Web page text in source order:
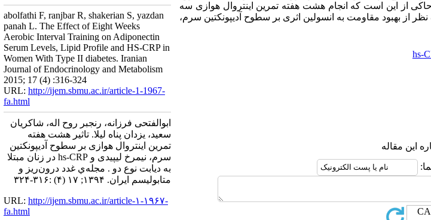
حاکی از این است که انجام هشت هفته تمرین اینتروال هوازی سه
حداکثر توان پا صرف نظر از بهبود مقاومت به انسولین اثری بر سطوح آدیپونکتین سرم،
hs-
این مقاله
abolfathi F, ranjbar R, shakerian S, yazdan
panah L. The Effect of Eight Weeks
Aerobic Interval Training on Adiponectin
Serum Levels, Lipid Profile and HS-CRP in
Women With Type II diabetes. Iranian
Journal of Endocrinology and Metabolism
2015; 17 (4) :316-324
URL: http://ijem.sbmu.ac.ir/article-1-1967-
fa.html
ابوالفتحی فرزانه، رنجبر روح اله، شاکریان
سعید، یزدان پناه لیلا. تاثیر هشت هفته
تمرین اینتروال هوازی بر سطوح آدیپونکتین
سرم، نیمرخ لیپیدی و hs-CRP در زنان مبتلا
به دیابت نوع دو . مجله‌ي غدد درون‌ريز و
متابوليسم ايران. ۱۳۹۴; ۱۷ (۴) :۳۱۶-۳۲۴
URL: http://ijem.sbmu.ac.ir/article-۱-۱۹۶۷-
fa.html